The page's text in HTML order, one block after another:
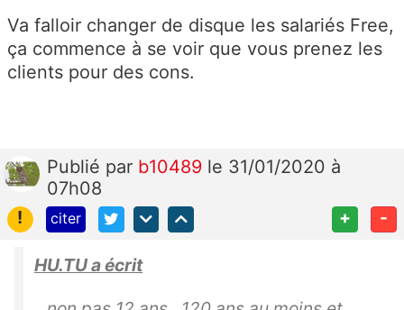
Va falloir changer de disque les salariés Free,
ça commence à se voir que vous prenez les
clients pour des cons.
Publié par b10489 le 31/01/2020 à
07h08
!
citer + -
HU.TU a écrit